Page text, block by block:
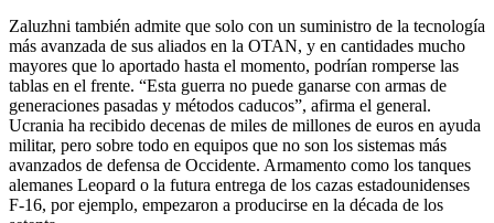
Zaluzhni también admite que solo con un suministro de la tecnología
más avanzada de sus aliados en la OTAN, y en cantidades mucho
mayores que lo aportado hasta el momento, podrían romperse las
tablas en el frente. “Esta guerra no puede ganarse con armas de
generaciones pasadas y métodos caducos”, afirma el general.
Ucrania ha recibido decenas de miles de millones de euros en ayuda
militar, pero sobre todo en equipos que no son los sistemas más
avanzados de defensa de Occidente. Armamento como los tanques
alemanes Leopard o la futura entrega de los cazas estadounidenses
F-16, por ejemplo, empezaron a producirse en la década de los